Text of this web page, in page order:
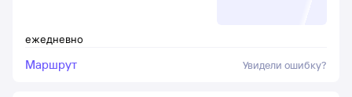
ежедневно
Маршрут Увидели ошибку?